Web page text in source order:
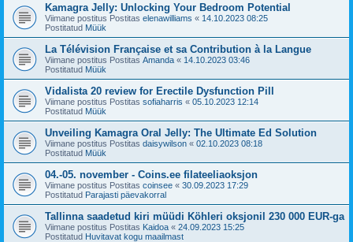
Kamagra Jelly: Unlocking Your Bedroom Potential
Viimane postitus Postitas elenawilliams « 14.10.2023 08:25
Postitatud Müük
La Télévision Française et sa Contribution à la Langue
Viimane postitus Postitas Amanda « 14.10.2023 03:46
Postitatud Müük
Vidalista 20 review for Erectile Dysfunction Pill
Viimane postitus Postitas sofiaharris « 05.10.2023 12:14
Postitatud Müük
Unveiling Kamagra Oral Jelly: The Ultimate Ed Solution
Viimane postitus Postitas daisywilson « 02.10.2023 08:18
Postitatud Müük
04.-05. november - Coins.ee filateeliaoksjon
Viimane postitus Postitas coinsee « 30.09.2023 17:29
Postitatud Parajasti päevakorral
Tallinna saadetud kiri müüdi Köhleri oksjonil 230 000 EUR-ga
Viimane postitus Postitas Kaidoa « 24.09.2023 15:25
Postitatud Huvitavat kogu maailmast